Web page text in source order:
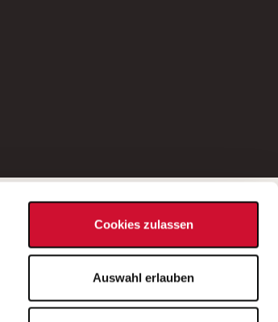
Cookies zulassen
Auswahl erlauben
Bei Fragen zu einer Stellenausschreibung
wenden Sie sich bitte an die*den in der
Stellenausschreibung genannte*n